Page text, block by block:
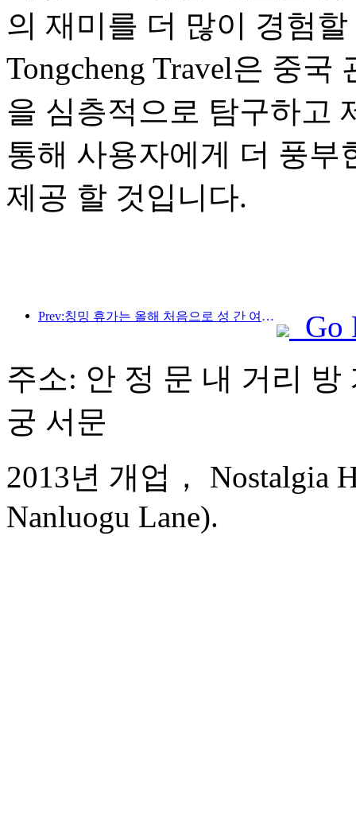
의 재미를 더 많이 경험
Tongcheng Travel은 중
을 심층적으로 탐구하고
통해 사용자에게 더 풍부
제공 할 것입니다.
Prev:칭밍 휴가는 올해 처음으로 성 간 여행의 최고봉이되었으며 가오 싱 호텔은 전년 대비 35 % 증가했습니다.
Go
주소: 안 정 문 내 거리 방
궁 서문
2013년 개업， Nostalgia
Nanluogu Lane).